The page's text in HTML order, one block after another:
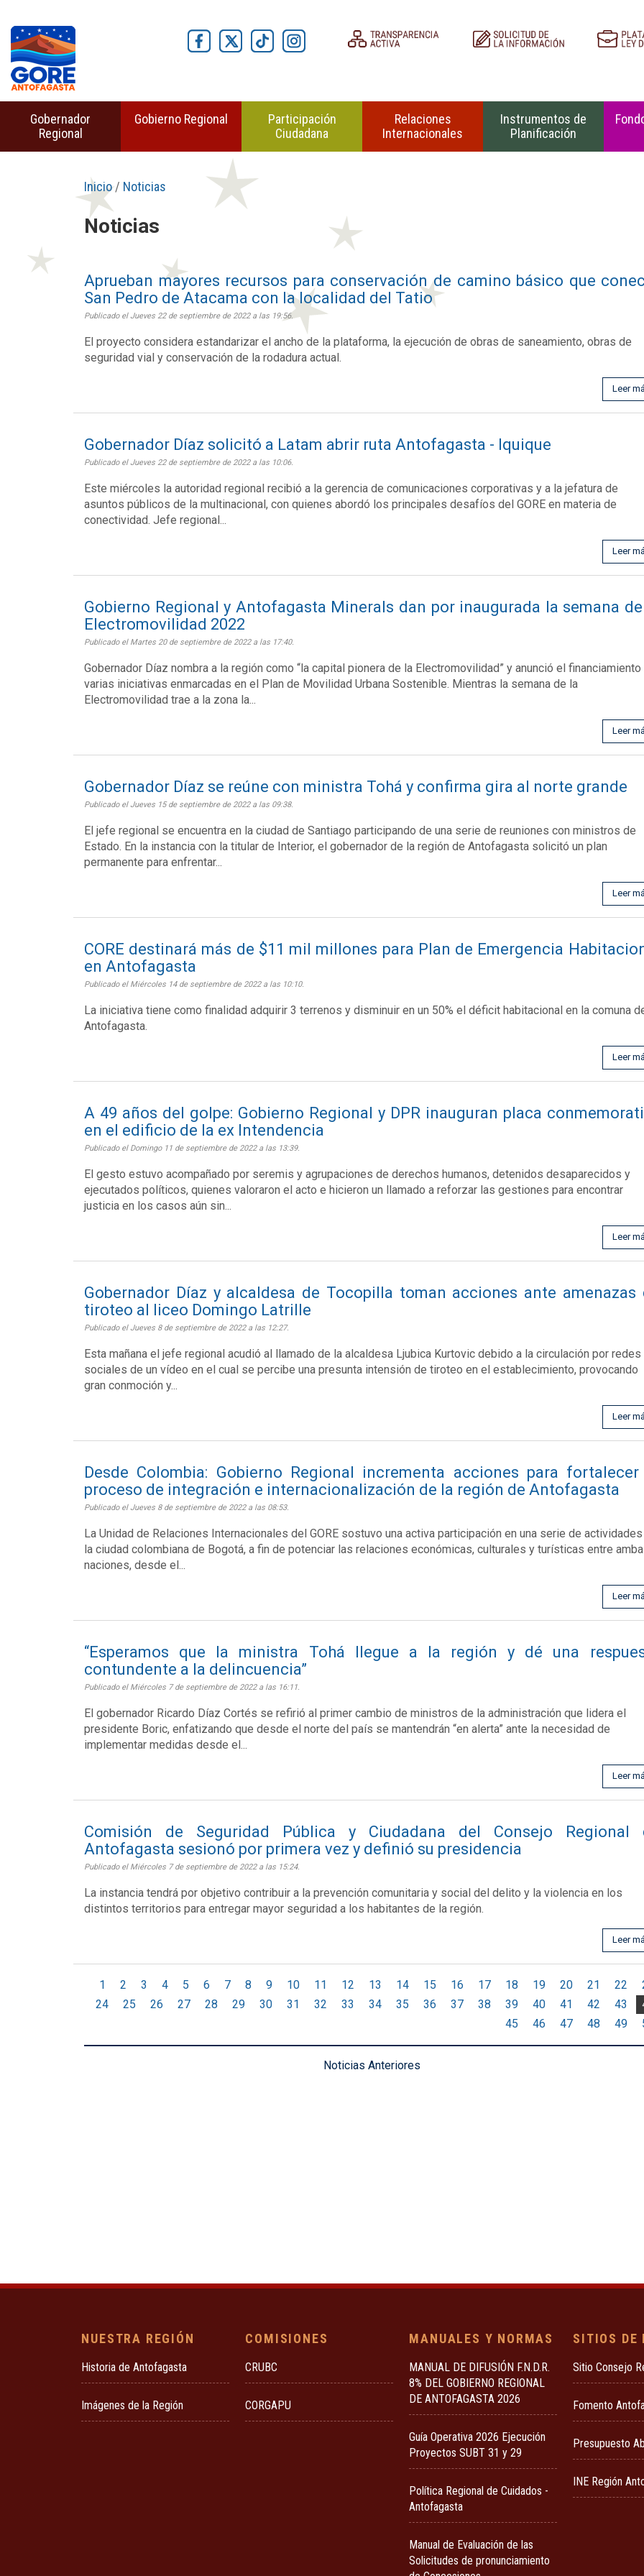
Gobernador
Regional
Gobierno Regional
Participación
Ciudadana
Relaciones
Internacionales
Instrumentos de
Planificación
Inicio/ Noticias
Noticias
Aprueban mayores recursos para conservación de camino básico que
San Pedro de Atacama con la localidad del Tatio
Publicado el Jueves 22 de septiembre de 2022 a las 19:56.
El proyecto considera estandarizar el ancho de la plataforma, la ejecución de obras de saneamiento, obras de
seguridad vial y conservación de la rodadura actual.
Leer
Gobernador Díaz solicitó a Latam abrir ruta Antofagasta - Iquique
Publicado el Jueves 22 de septiembre de 2022 a las 10:06.
Este miércoles la autoridad regional recibió a la gerencia de comunicaciones corporativas y a la jefatura de
asuntos públicos de la multinacional, con quienes abordó los principales desafíos del GORE en materia de
conectividad. Jefe regional...
Leer
Gobierno Regional y Antofagasta Minerals dan por inaugurada la semana
Electromovilidad 2022
Publicado el Martes 20 de septiembre de 2022 a las 17:40.
Gobernador Díaz nombra a la región como “la capital pionera de la Electromovilidad” y anunció el financiamiento
varias iniciativas enmarcadas en el Plan de Movilidad Urbana Sostenible. Mientras la semana de la
Electromovilidad trae a la zona la...
Leer
Gobernador Díaz se reúne con ministra Tohá y confirma gira al norte grande
Publicado el Jueves 15 de septiembre de 2022 a las 09:38.
El jefe regional se encuentra en la ciudad de Santiago participando de una serie de reuniones con ministros de
Estado. En la instancia con la titular de Interior, el gobernador de la región de Antofagasta solicitó un plan
permanente para enfrentar...
Leer
CORE destinará más de $11 mil millones para Plan de Emergencia
en Antofagasta
Publicado el Miércoles 14 de septiembre de 2022 a las 10:10.
La iniciativa tiene como finalidad adquirir 3 terrenos y disminuir en un 50% el déficit habitacional en la comuna
Antofagasta.
Leer
A 49 años del golpe: Gobierno Regional y DPR inauguran placa
en el edificio de la ex Intendencia
Publicado el Domingo 11 de septiembre de 2022 a las 13:39.
El gesto estuvo acompañado por seremis y agrupaciones de derechos humanos, detenidos desaparecidos y
ejecutados políticos, quienes valoraron el acto e hicieron un llamado a reforzar las gestiones para encontrar
justicia en los casos aún sin...
Leer
Gobernador Díaz y alcaldesa de Tocopilla toman acciones ante amenazas
tiroteo al liceo Domingo Latrille
Publicado el Jueves 8 de septiembre de 2022 a las 12:27.
Esta mañana el jefe regional acudió al llamado de la alcaldesa Ljubica Kurtovic debido a la circulación por redes
sociales de un vídeo en el cual se percibe una presunta intensión de tiroteo en el establecimiento, provocando
gran conmoción y...
Leer
Desde Colombia: Gobierno Regional incrementa acciones para
proceso de integración e internacionalización de la región de Antofagasta
Publicado el Jueves 8 de septiembre de 2022 a las 08:53.
La Unidad de Relaciones Internacionales del GORE sostuvo una activa participación en una serie de actividades
la ciudad colombiana de Bogotá, a fin de potenciar las relaciones económicas, culturales y turísticas entre
naciones, desde el...
Leer
“Esperamos que la ministra Tohá llegue a la región y dé una
contundente a la delincuencia”
Publicado el Miércoles 7 de septiembre de 2022 a las 16:11.
El gobernador Ricardo Díaz Cortés se refirió al primer cambio de ministros de la administración que lidera el
presidente Boric, enfatizando que desde el norte del país se mantendrán “en alerta” ante la necesidad de
implementar medidas desde el...
Leer
Comisión de Seguridad Pública y Ciudadana del Consejo Regional
Antofagasta sesionó por primera vez y definió su presidencia
Publicado el Miércoles 7 de septiembre de 2022 a las 15:24.
La instancia tendrá por objetivo contribuir a la prevención comunitaria y social del delito y la violencia en los
distintos territorios para entregar mayor seguridad a los habitantes de la región.
Leer
1 2 3 4 5 6 7 8 9 10 11 12 13 14 15 16 17 18 19 20 21 22
24
25 26 27 28 29 30 31 32 33 34 35 36 37 38 39 40 41 42 43
45
46 47 48 49
Noticias Anteriores
NUESTRA REGIÓN
Historia de Antofagasta
Imágenes de la Región
COMISIONES
CRUBC
CORGAPU
MANUALES Y NORMAS
MANUAL DE DIFUSIÓN F.N.D.R.
8% DEL GOBIERNO REGIONAL
DE ANTOFAGASTA 2026
Guía Operativa 2026 Ejecución
Proyectos SUBT 31 y 29
Política Regional de Cuidados -
Antofagasta
Manual de Evaluación de las
Solicitudes de pronunciamiento
SITIOS DE
Sitio Consejo
Fomento
Presupuesto
INE Región